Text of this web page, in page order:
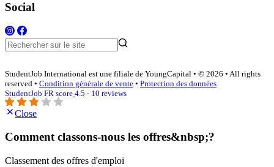
Social
StudentJob International est une filiale de YoungCapital • © 2026 • All rights
reserved • Condition générale de vente • Protection des données
StudentJob FR score 4.5 - 10 reviews
Close
Comment classons-nous les offres&nbsp;?
Classement des offres d'emploi